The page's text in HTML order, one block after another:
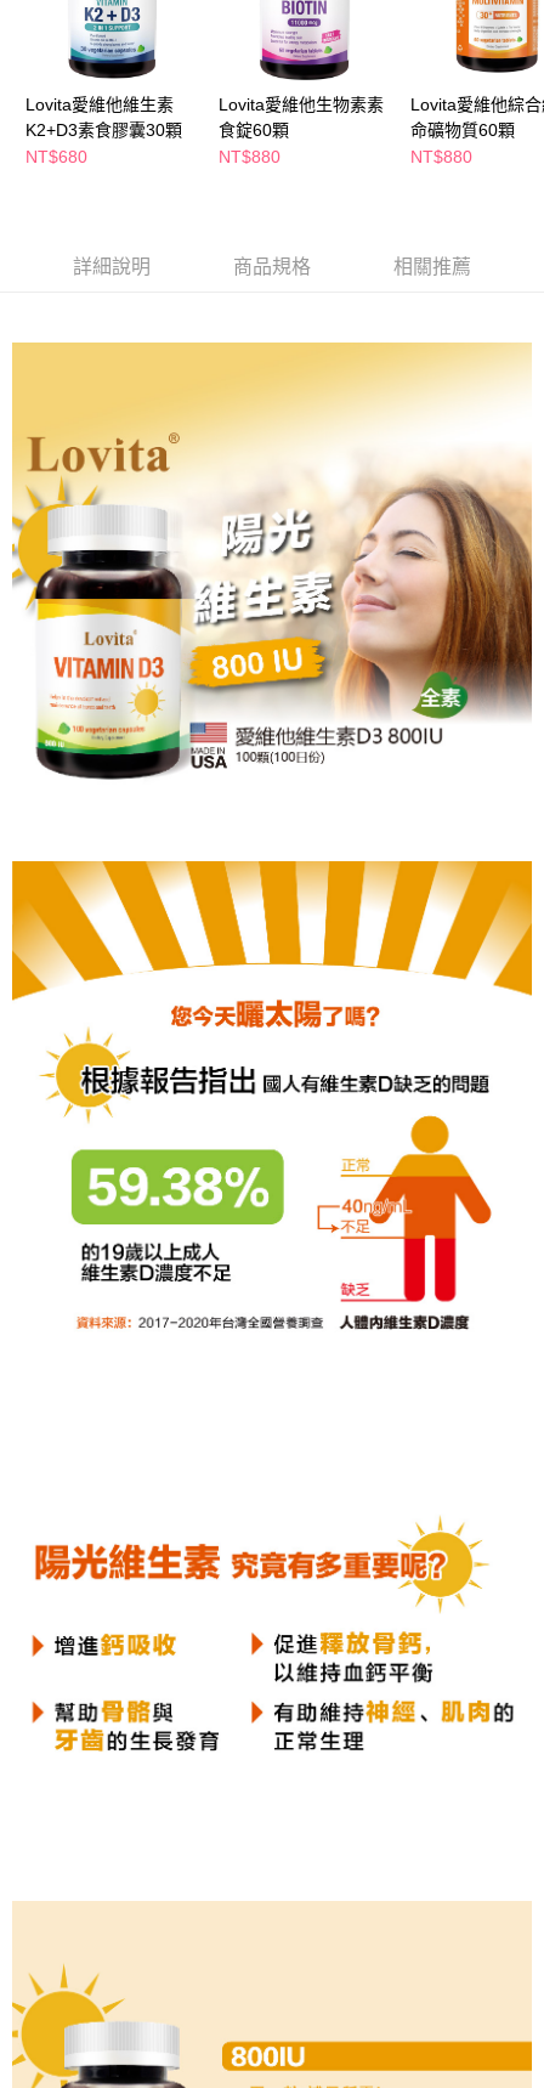
是否繳費成功／繳費後需取消欲退款等相關疑問，請聯繫「AFTEE先享後付
客戶支援中心」https://netprotections.freshdesk.com/support/home
【注意事項】
１．透過由恩沛科技股份有限公司提供之「AFTEE先享後付」服務完成之交
易，需依本服務之必要範圍內提供個人資料，並將交易相關給付款項請求債
權轉讓予恩沛科技股份有限公司。
２．關於個人資料處理事宜，請瀏覽以下網址：
４．使用「AFTEE先享後付」時，將依據個別帳號之用戶狀況，依本公司即
每筆NT$65，滿NT$490(含以上)免運費
7-11取貨付款
每筆NT$65，滿NT$490(含以上)免運費
付款後7-11取貨
每筆NT$100，滿NT$790(含以上)免運費
Lovita愛維他維生素
K2+D3素食膠囊30顆
NT$680
Lovita愛維他生物素素
食錠60顆
NT$880
Lovita愛維他綜
命礦物質60顆
NT$880
詳細說明 商品規格 相關推薦